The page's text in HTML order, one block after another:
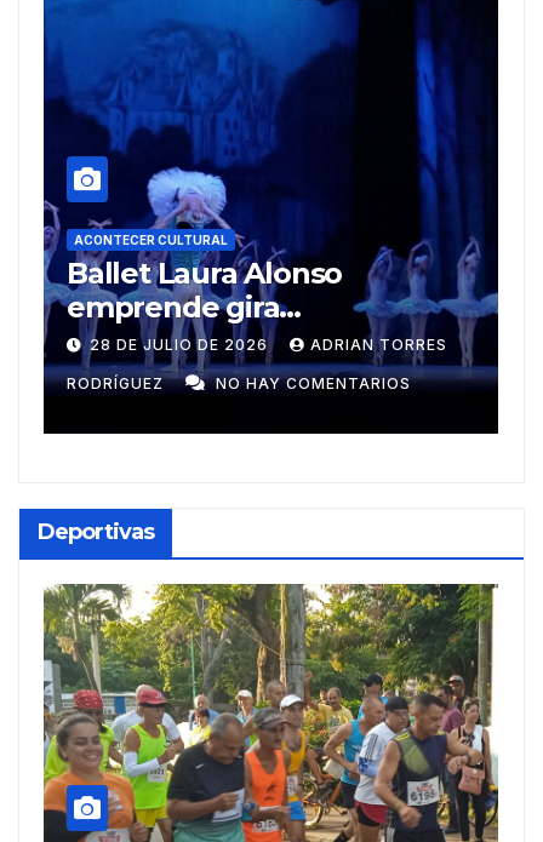
ACONTECER CULTURAL
Muñecos y monotipia
9 DE JULIO DE 2026 MEYLIN PÉREZ
GUZMÁN NO HAY COMENTARIOS
Deportivas